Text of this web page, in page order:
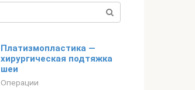
Платизмопластика —
хирургическая подтяжка
шеи
Операции